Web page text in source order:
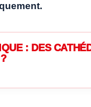
: DES